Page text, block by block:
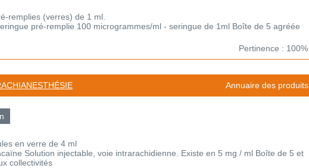
remplies (verres) de 1 ml.
pré-remplie 100 microgrammes/ml - seringue de 1ml Boîte de 5 agréée
Pertinence : 100%
Annuaire des produits
en verre de 4 ml
Solution injectable, voie intrarachidienne. Existe en 5 mg / ml Boîte de 5 et
collectivités